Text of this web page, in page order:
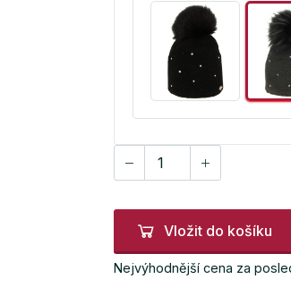
Vložit do košíku
Nejvýhodnější cena za